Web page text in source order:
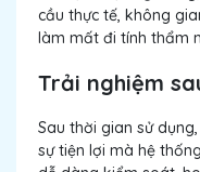
cầu thực tế, không
làm mất đi tính thẩm
Trải nghiệm
Sau thời gian sử
sự tiện lợi mà hệ